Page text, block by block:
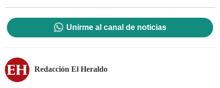
Unirme al canal de noticias
Redacción El Heraldo